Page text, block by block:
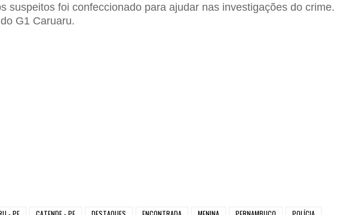
suspeitos foi confeccionado para ajudar nas investigações do crime.
G1 Caruaru.